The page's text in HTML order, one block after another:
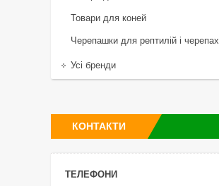
Товари для коней
Черепашки для рептилій і черепах
Усі бренди
КОНТАКТИ